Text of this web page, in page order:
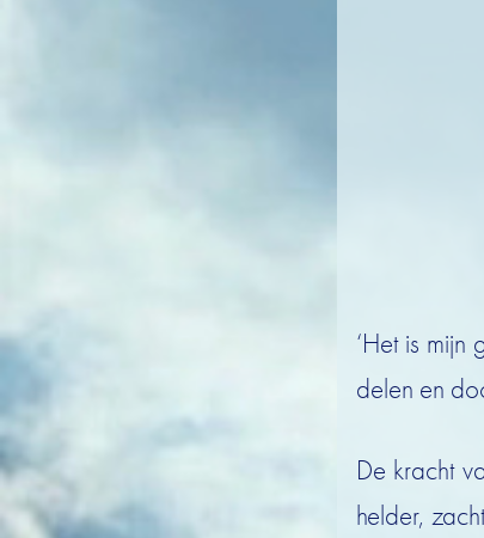
‘Het is
delen en
De kracht
helder,